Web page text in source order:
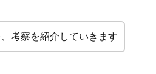
考察を紹介していきます